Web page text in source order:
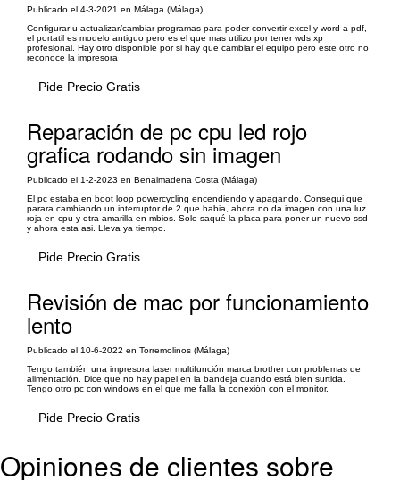
Publicado el 4-3-2021 en Málaga (Málaga)
Configurar u actualizar/cambiar programas para poder convertir excel y word a pdf,
el portatil es modelo antiguo pero es el que mas utilizo por tener wds xp
profesional. Hay otro disponible por si hay que cambiar el equipo pero este otro no
reconoce la impresora
Pide Precio Gratis
Reparación de pc cpu led rojo
grafica rodando sin imagen
Publicado el 1-2-2023 en Benalmadena Costa (Málaga)
El pc estaba en boot loop powercycling encendiendo y apagando. Consegui que
parara cambiando un interruptor de 2 que habia, ahora no da imagen con una luz
roja en cpu y otra amarilla en mbios. Solo saqué la placa para poner un nuevo ssd
y ahora esta asi. Lleva ya tiempo.
Pide Precio Gratis
Revisión de mac por funcionamiento
lento
Publicado el 10-6-2022 en Torremolinos (Málaga)
Tengo también una impresora laser multifunción marca brother con problemas de
alimentación. Dice que no hay papel en la bandeja cuando está bien surtida.
Tengo otro pc con windows en el que me falla la conexión con el monitor.
Pide Precio Gratis
Opiniones de clientes sobre